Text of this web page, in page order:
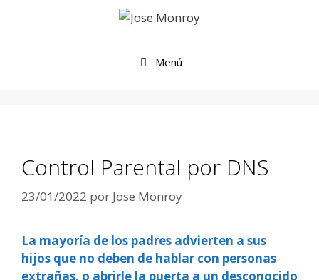
Menú
Control Parental por DNS
23/01/2022 por Jose Monroy
La mayoría de los padres advierten a sus
hijos que no deben de hablar con personas
extrañas, o abrirle la puerta a un desconocido